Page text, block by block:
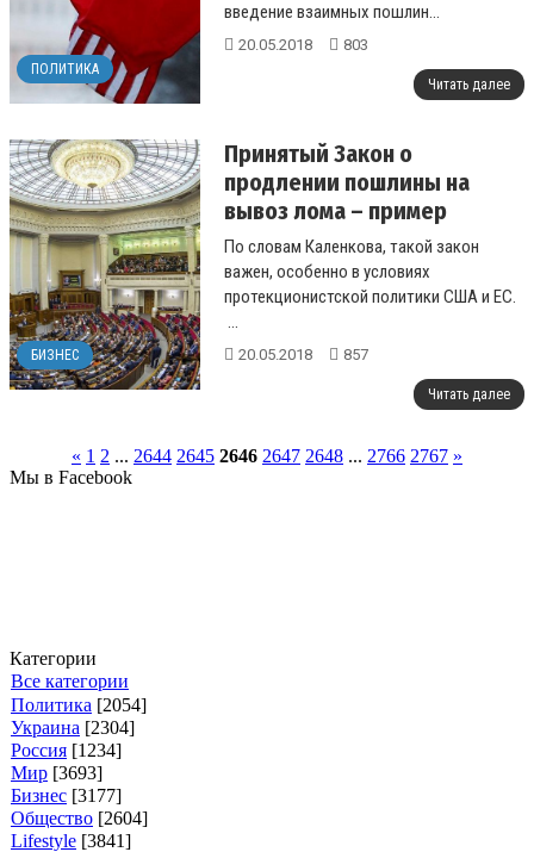
ПОЛИТИКА
введение взаимных пошлин...
20.05.2018 803
Читать далее
БИЗНЕС
Принятый Закон о
продлении пошлины на
вывоз лома – пример
грамотной политики
государства - экперты
По словам Каленкова, такой закон
важен, особенно в условиях
протекционистской политики США и ЕС.
...
20.05.2018 857
Читать далее
« 1 2 ... 2644 2645 2646 2647 2648 ... 2766 2767 »
Мы в Facebook
Категории
Все категории
Политика [2054]
Украина [2304]
Россия [1234]
Мир [3693]
Бизнес [3177]
Общество [2604]
Lifestyle [3841]